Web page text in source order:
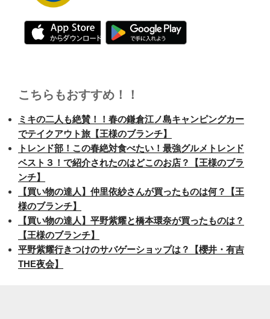
こちらもおすすめ！！
ミキの二人も絶賛！！春の鎌倉江ノ島キャンピングカー
でテイクアウト旅【王様のブランチ】
トレンド部！この春絶対食べたい！最強グルメトレンド
ベスト３！で紹介されたのはどこのお店？【王様のブラ
ンチ】
【買い物の達人】仲里依紗さんが買ったものは何？【王
様のブランチ】
【買い物の達人】平野紫耀と橋本環奈が買ったものは？
【王様のブランチ】
平野紫耀行きつけのサバゲーショップは？【櫻井・有吉
THE夜会】